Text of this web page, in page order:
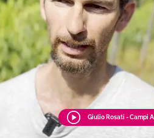
Giulio Rosati - Campi